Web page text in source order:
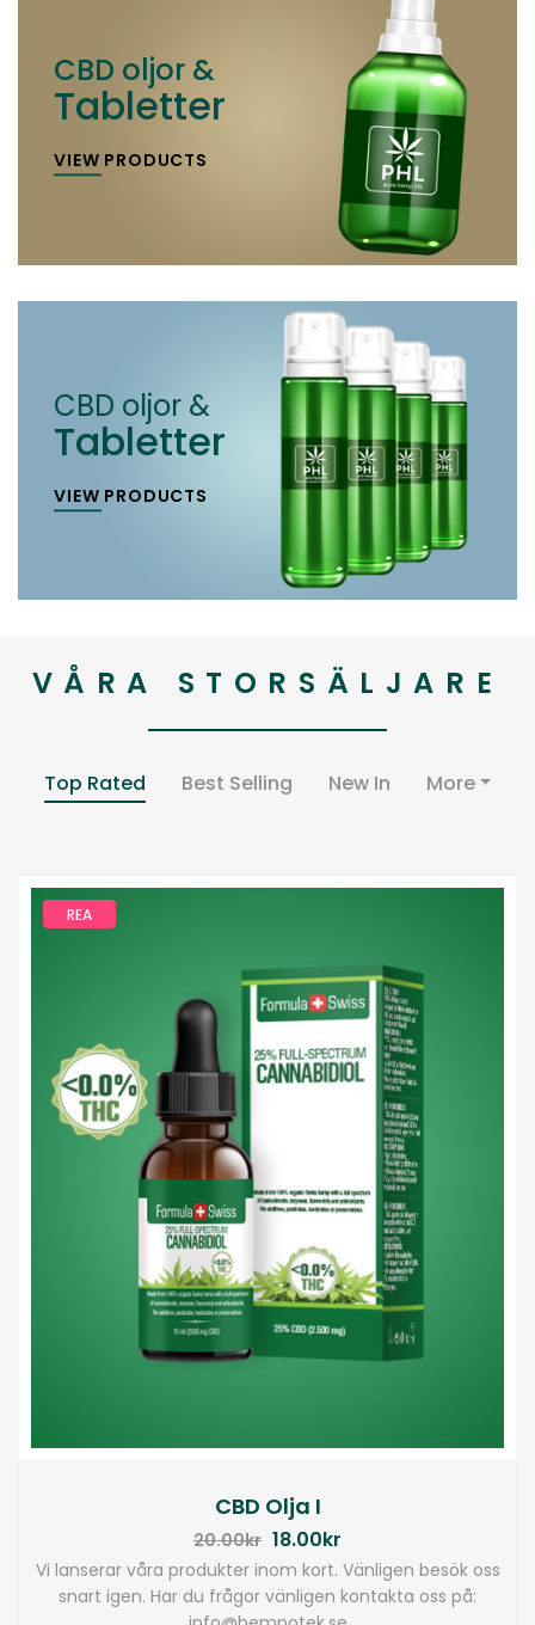
CBD oljor &
Tabletter
VIEW PRODUCTS
CBD oljor &
Tabletter
VIEW PRODUCTS
VÅRA STORSÄLJARE
Top Rated Best Selling New In More
REA
CBD Olja I
20.00kr 18.00kr
Vi lanserar våra produkter inom kort. Vänligen besök oss
snart igen. Har du frågor vänligen kontakta oss på: